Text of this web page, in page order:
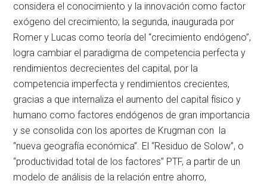
considera el conocimiento y la innovación como factor
exógeno del crecimiento; la segunda, inaugurada por
Romer y Lucas como teoría del “crecimiento endógeno”,
logra cambiar el paradigma de competencia perfecta y
rendimientos decrecientes del capital, por la
competencia imperfecta y rendimientos crecientes,
gracias a que internaliza el aumento del capital físico y
humano como factores endógenos de gran importancia
y se consolida con los aportes de Krugman con la
“nueva geografía económica”. El “Residuo de Solow”, o
“productividad total de los factores” PTF, a partir de un
modelo de análisis de la relación entre ahorro,